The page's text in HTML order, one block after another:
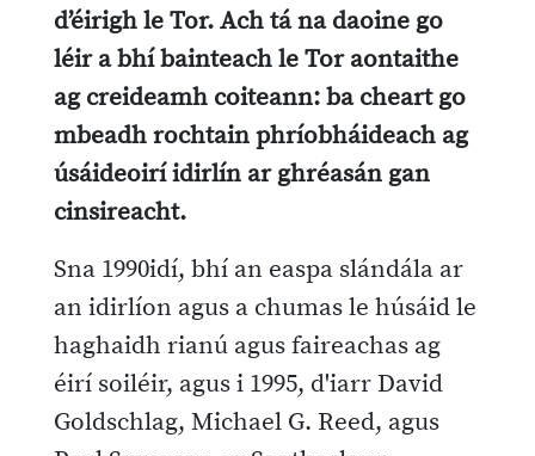
d’éirigh le Tor. Ach tá na daoine go
léir a bhí bainteach le Tor aontaithe
ag creideamh coiteann: ba cheart go
mbeadh rochtain phríobháideach ag
úsáideoirí idirlín ar ghréasán gan
cinsireacht.
Sna 1990idí, bhí an easpa slándála ar
an idirlíon agus a chumas le húsáid le
haghaidh rianú agus faireachas ag
éirí soiléir, agus i 1995, d'iarr David
Goldschlag, Michael G. Reed, agus